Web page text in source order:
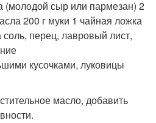
(молодой сыр или пармезан) 2
200 г муки 1 чайная ложка
перец, лавровый лист,
кусочками, луковицы
масло, добавить